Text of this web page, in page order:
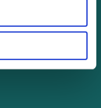
leie
med